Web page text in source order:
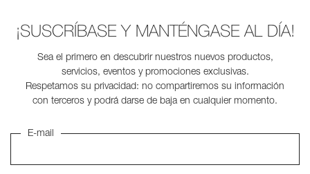
¡SUSCRÍBASE Y MANTÉNGASE AL DÍA!
Sea el primero en descubrir nuestros nuevos productos,
servicios, eventos y promociones exclusivas.
Respetamos su privacidad: no compartiremos su información
con terceros y podrá darse de baja en cualquier momento.
E-mail